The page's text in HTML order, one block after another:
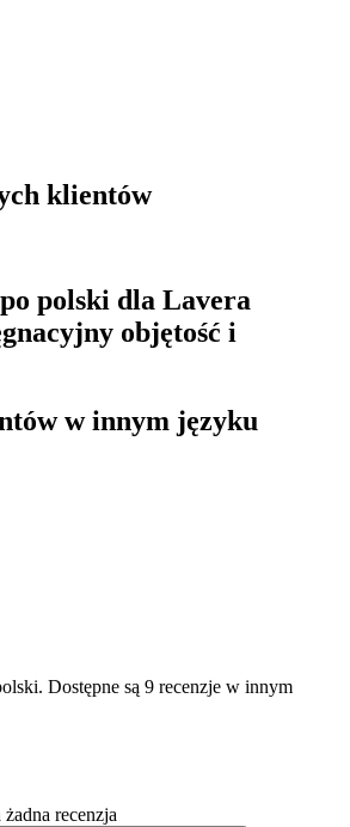
klientów
polski dla Lavera
objętość i
w innym języku
Dostępne są 9 recenzje w innym
recenzja